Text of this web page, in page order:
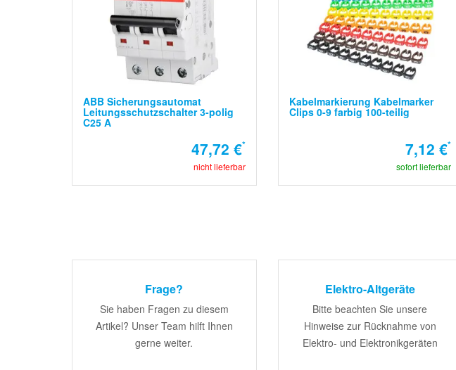
ABB Sicherungsautomat
Leitungsschutzschalter 3-polig
C25 A
47,72 €*
nicht lieferbar
Kabelmarkierung Kabelmarker
Clips 0-9 farbig 100-teilig
7,12 €*
sofort lieferbar
Frage?
Sie haben Fragen zu diesem
Artikel? Unser Team hilft Ihnen
gerne weiter.
Elektro-Altgeräte
Bitte beachten Sie unsere
Hinweise zur Rücknahme von
Elektro- und Elektronikgeräten